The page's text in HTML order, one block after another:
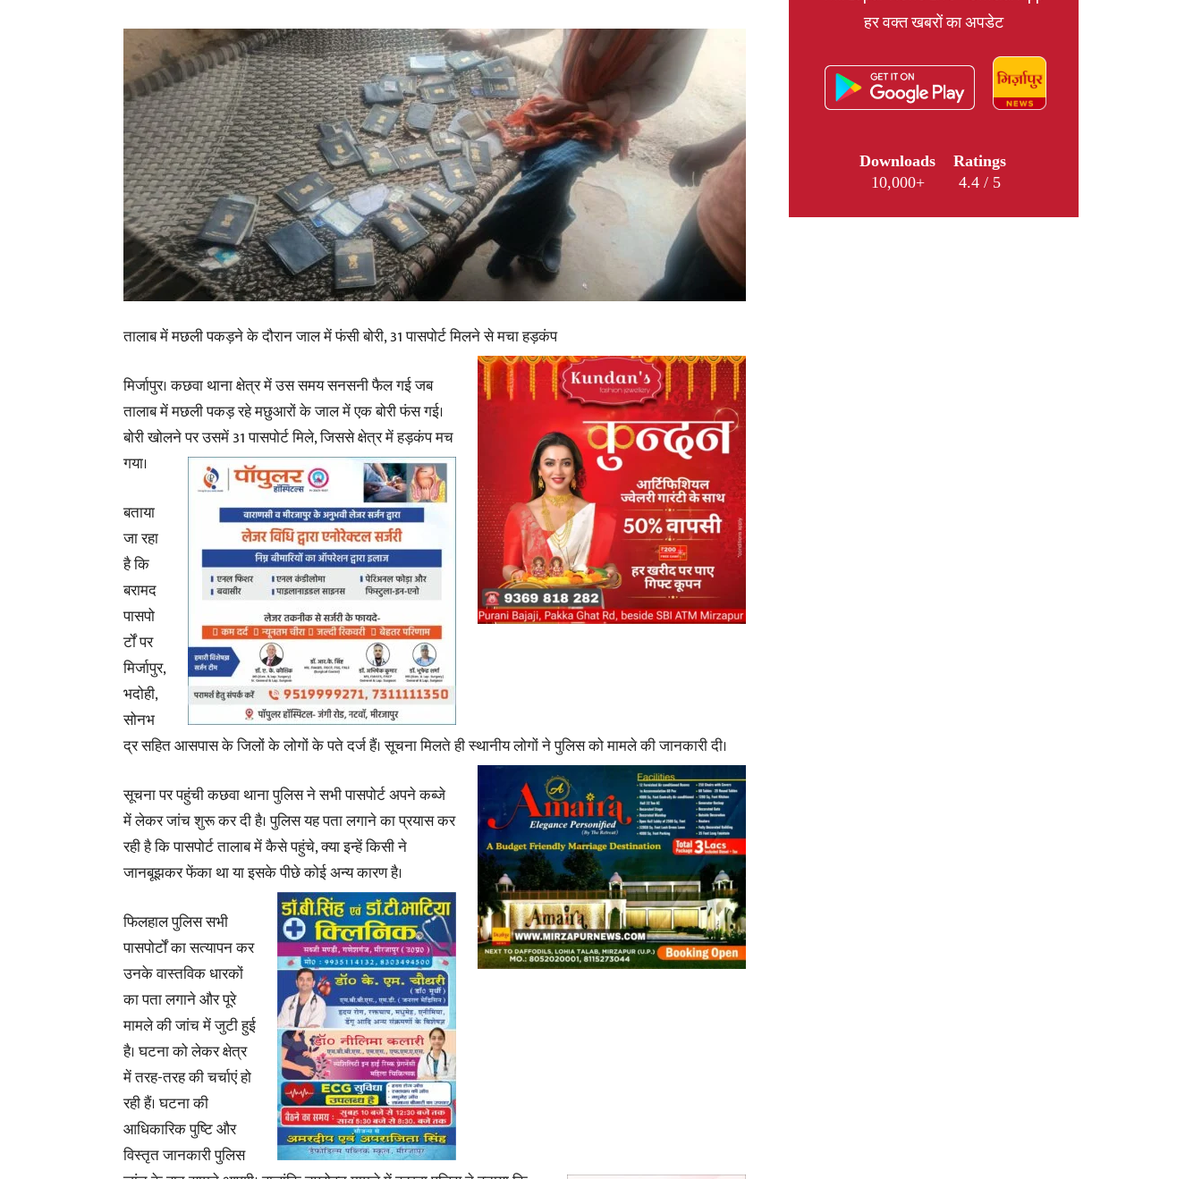
News,
Latest
in
Hindi,
Hindi
News
तालाब में मछली पकड़ने के दौरान जाल में फंसी बोरी, 31 पासपोर्ट मिलने से मचा हड़कंप
मिर्जापुर। कछवा थाना क्षेत्र में उस समय सनसनी फैल गई जब
तालाब में मछली पकड़ रहे मछुआरों के जाल में एक बोरी फंस गई।
बोरी खोलने पर उसमें 31 पासपोर्ट मिले, जिससे क्षेत्र में हड़कंप मच
गया।
बताया
जा रहा
है कि
बरामद
पासपो
र्टों पर
मिर्जापुर,
भदोही,
सोनभ
द्र सहित आसपास के जिलों के लोगों के पते दर्ज हैं। सूचना मिलते ही स्थानीय लोगों ने पुलिस को मामले की जानकारी दी।
सूचना पर पहुंची कछवा थाना पुलिस ने सभी पासपोर्ट अपने कब्जे
में लेकर जांच शुरू कर दी है। पुलिस यह पता लगाने का प्रयास कर
रही है कि पासपोर्ट तालाब में कैसे पहुंचे, क्या इन्हें किसी ने
जानबूझकर फेंका था या इसके पीछे कोई अन्य कारण है।
फिलहाल पुलिस सभी
पासपोर्टों का सत्यापन कर
उनके वास्तविक धारकों
का पता लगाने और पूरे
मामले की जांच में जुटी हुई
है। घटना को लेकर क्षेत्र
में तरह-तरह की चर्चाएं हो
रही हैं। घटना की
आधिकारिक पुष्टि और
विस्तृत जानकारी पुलिस
हर वक्त खबरों का अपडेट
Downloads
10,000+
Ratings
4.4 / 5